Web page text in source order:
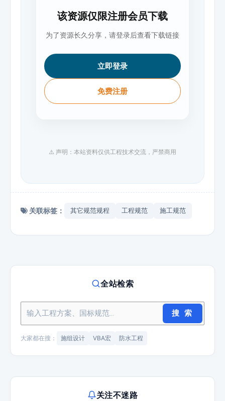
该资源仅限注册会员下载
为了资源长久分享，请登录后查看下载链接
立即登录
免费注册
⚠️ 声明：本站资料仅供工程技术交流，严禁商用
关联标签： 其它规范规程 工程规范 施工规范
全站检索
搜 索
大家都在搜： 施组设计 VBA宏 防水工程
关注不迷路